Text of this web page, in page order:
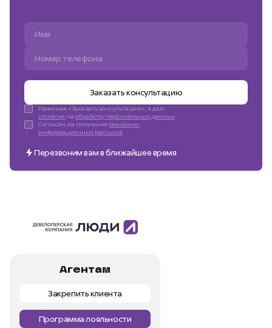
Заказать консультацию
Нажимая «Заказать консультацию», я даю
согласие на обработку персональных данных
Согласен на получение рекламно-
информационных рассылок
Перезвоним вам в ближайшее время
Агентам
Закрепить клиента
Программа лояльности